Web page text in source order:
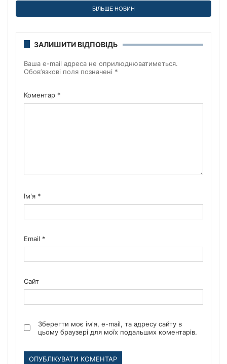
БІЛЬШЕ НОВИН
ЗАЛИШИТИ ВІДПОВІДЬ
Ваша e-mail адреса не оприлюднюватиметься.
Обов’язкові поля позначені *
Коментар *
Ім'я *
Email *
Сайт
Зберегти моє ім'я, e-mail, та адресу сайту в
цьому браузері для моїх подальших коментарів.